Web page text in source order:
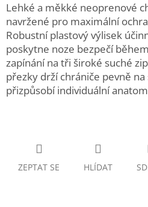
Lehké a měkké neoprenové
navržené pro maximální
Robustní plastový výlisek
poskytne noze bezpečí
zapínání na tři široké suché
přezky drží chrániče pevně
přizpůsobí individuální
ZEPTAT SE HLÍDAT